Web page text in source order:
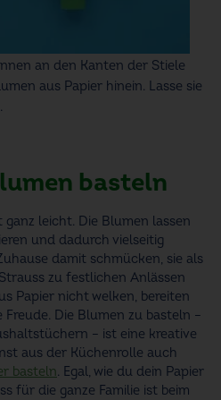
an den Kanten der Stiele
aus Papier hinein. Lasse sie
basteln
ganz leicht. Die Blumen lassen
und dadurch vielseitig
damit schmücken, sie als
zu festlichen Anlässen
Papier nicht welken, bereiten
Freude. Die Blumen zu basteln –
– ist eine kreative
aus der Küchenrolle auch
basteln. Egal, wie du dein Papier
für die ganze Familie ist beim